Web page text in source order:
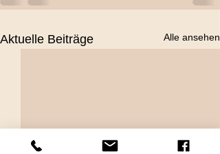
Aktuelle Beiträge Alle ansehen